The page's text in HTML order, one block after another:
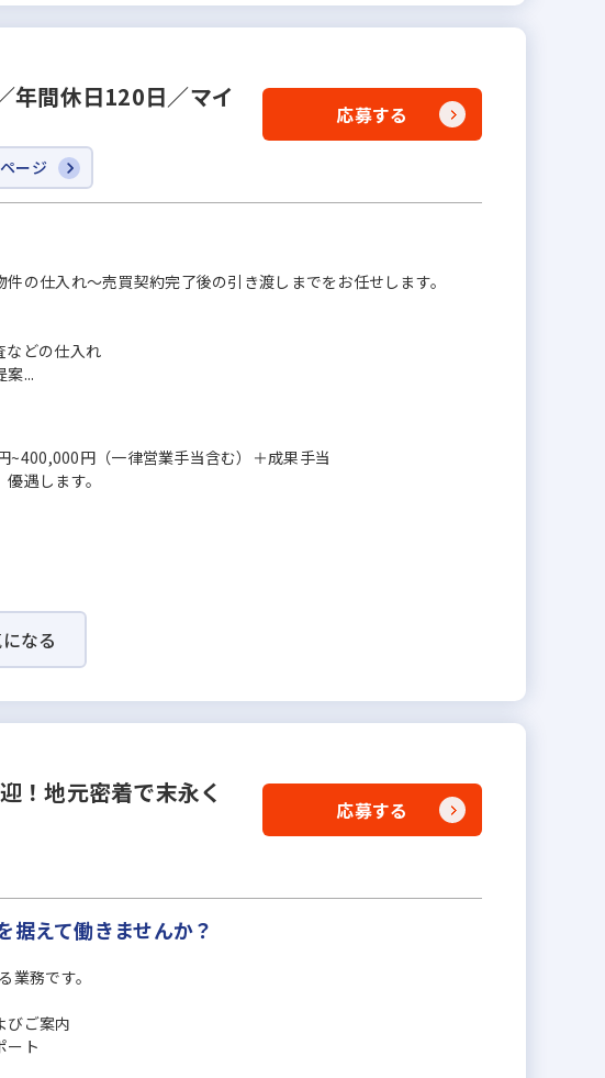
間休日120日／マイ
応募する
ージ
の仕入れ～売買契約完了後の引き渡しまでをお任せします。
などの仕入れ
案...
円（一律営業手当含む）＋成果手当
遇します。
なる
！地元密着で末永く
応募する
据えて働きませんか？
業務です。
びご案内
ート